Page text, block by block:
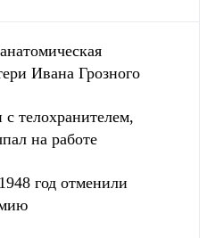
Ивана Грозного
телохранителем,
на работе
год отменили